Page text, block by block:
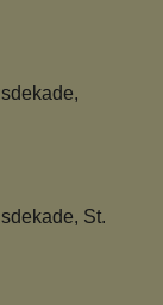
St.